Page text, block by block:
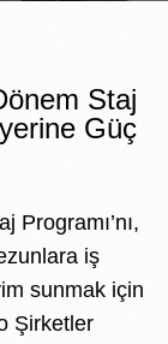
Staj
Güç
Programı’nı,
iş
sunmak için
Şirketler